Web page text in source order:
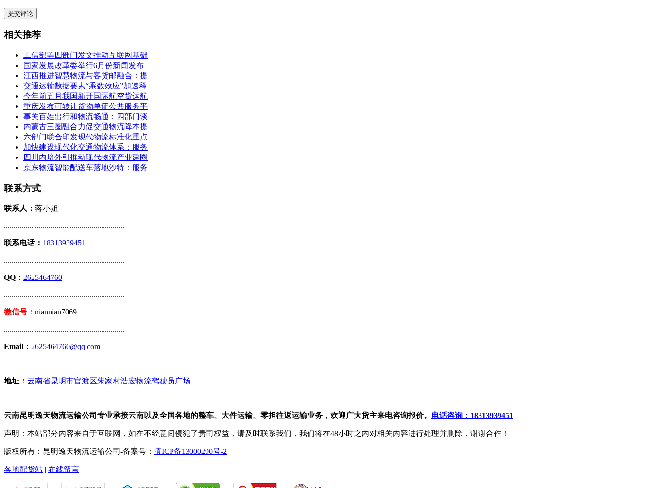
相关推荐
工信部等四部门发文推动互联网基础
国家发展改革委举行6月份新闻发布
江西推进智慧物流与客货邮融合：提
交通运输数据要素“乘数效应”加速释
今年前五月我国新开国际航空货运航
重庆发布可转让货物单证公共服务平
事关百姓出行和物流畅通：四部门谈
内蒙古三圈融合力促交通物流降本提
六部门联合印发现代物流标准化重点
加快建设现代化交通物流体系：服务
四川内培外引推动现代物流产业建圈
京东物流智能配送车落地沙特：服务
联系方式
联系人： 蒋小姐
..............................................................
联系电话： 18313939451
..............................................................
QQ： 2625464760
..............................................................
微信号： niannian7069
..............................................................
Email： 2625464760@qq.com
..............................................................
地址： 云南省昆明市官渡区朱家村浩宏物流驾驶员广场
云南昆明逸天物流运输公司专业承接云南以及全国各地的整车、大件运输、零担往返运输业务，欢迎广大货主来电咨询报价。 电话咨询：18313939451
声明：本站部分内容来自于互联网，如在不经意间侵犯了贵司权益，请及时联系我们，我们将在48小时之内对相关内容进行处理并删除，谢谢合作！
版权所有：昆明逸天物流运输公司-备案号： 滇ICP备13000290号-2
各地配货站 | 在线留言